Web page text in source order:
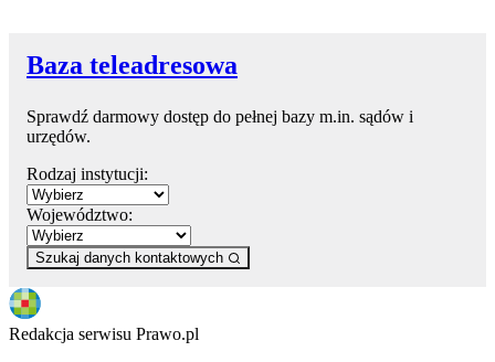
Baza teleadresowa
Sprawdź darmowy dostęp do pełnej bazy m.in. sądów i
urzędów.
Rodzaj instytucji:
Województwo:
Szukaj danych kontaktowych
Redakcja serwisu Prawo.pl